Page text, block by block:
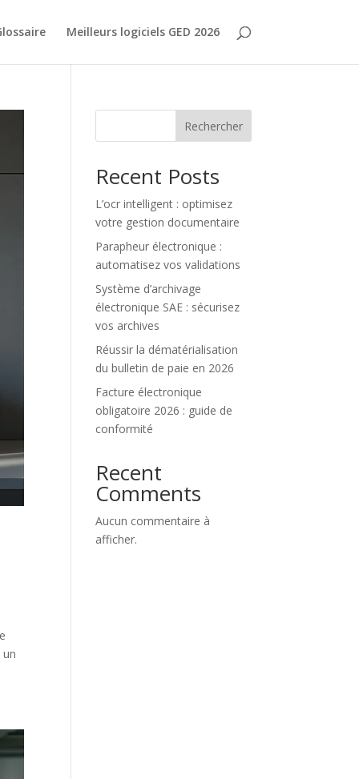
Meilleurs logiciels GED 2026
Rechercher
Recent Posts
L’ocr intelligent : optimisez
votre gestion documentaire
Parapheur électronique :
automatisez vos validations
Système d’archivage
électronique SAE : sécurisez
vos archives
Réussir la dématérialisation
du bulletin de paie en 2026
Facture électronique
obligatoire 2026 : guide de
conformité
Recent
Comments
Aucun commentaire à
afficher.